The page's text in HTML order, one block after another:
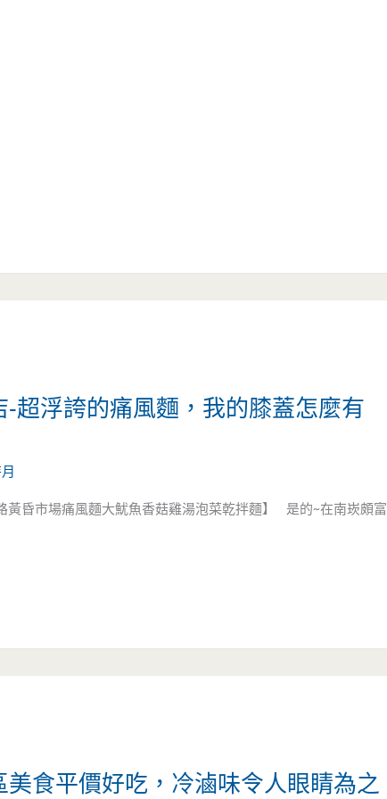
超浮誇的痛風麵，我的膝蓋怎麼有
黃昏市場痛風麵大魷魚香菇雞湯泡菜乾拌麵】 是的~在南崁頗富
食平價好吃，冷滷味令人眼睛為之